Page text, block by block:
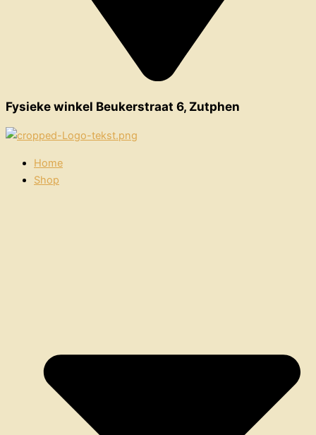
Fysieke winkel Beukerstraat 6, Zutphen
Home
Shop